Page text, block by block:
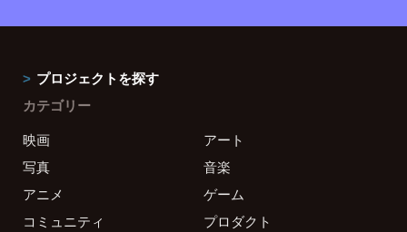
プロジェクトを探す
カテゴリー
映画
アート
写真
音楽
アニメ
ゲーム
コミュニティ
プロダクト